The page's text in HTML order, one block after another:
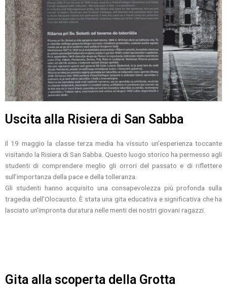
Uscita alla Risiera di San Sabba
Il 19 maggio la classe terza media ha vissuto un’esperienza toccante
visitando la Risiera di San Sabba. Questo luogo storico ha permesso agli
studenti di comprendere meglio gli orrori del passato e di riflettere
sull’importanza della pace e della tolleranza.
Gli studenti hanno acquisito una consapevolezza più profonda sulla
tragedia dell’Olocausto. È stata una gita educativa e significativa che ha
lasciato un’impronta duratura nelle menti dei nostri giovani ragazzi.
Gita alla scoperta della Grotta